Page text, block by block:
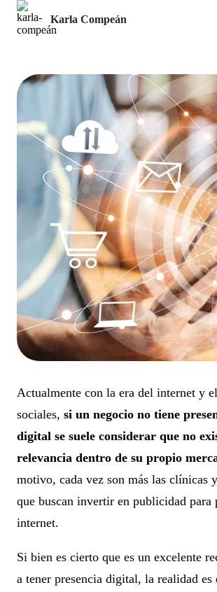
Karla Compeán
Actualmente con la era del internet y
sociales, si un negocio no tiene
digital se suele considerar que no
relevancia dentro de su propio
motivo, cada vez son más las clínicas
que buscan invertir en publicidad para
internet.
Si bien es cierto que es un excelente
a tener presencia digital, la realidad es